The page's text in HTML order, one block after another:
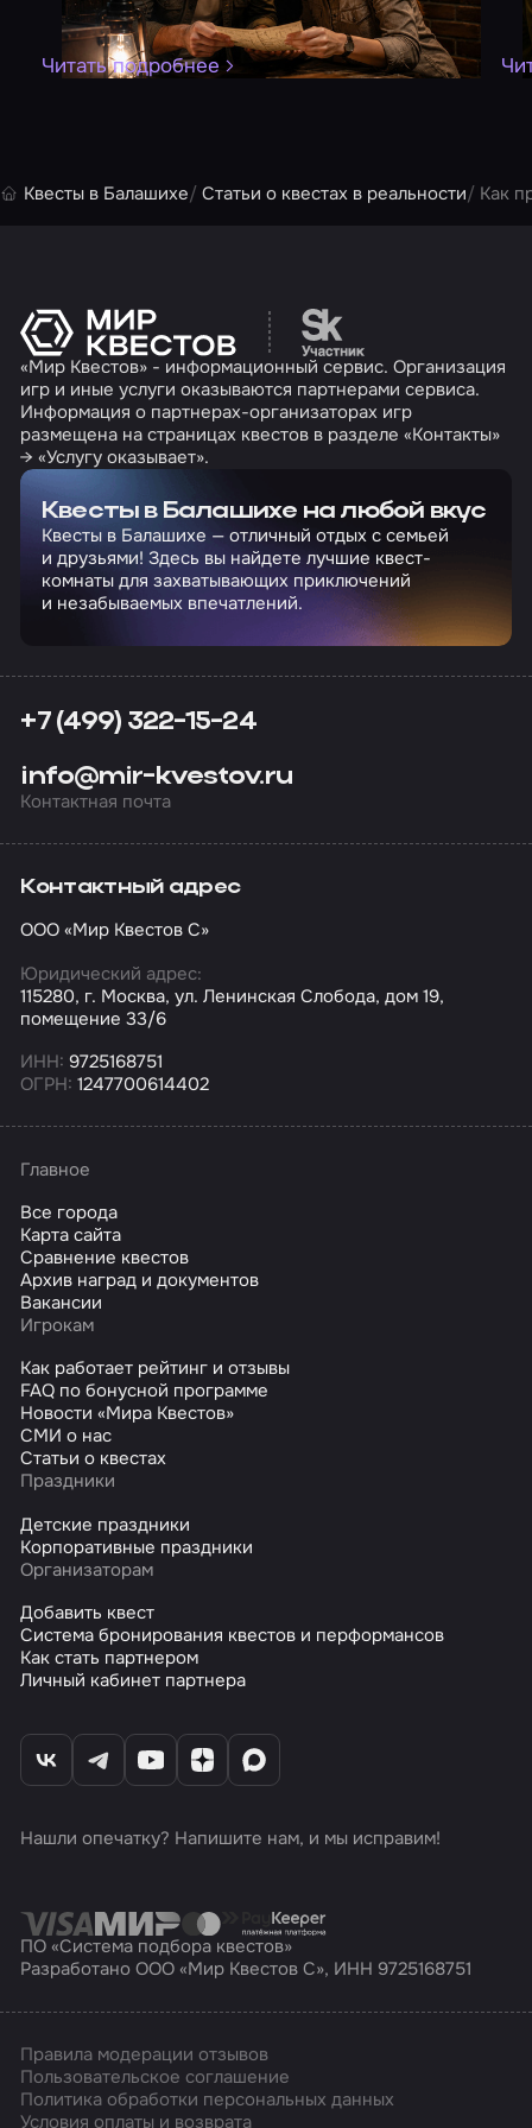
Читать подробнее
Квесты в Балашихе Статьи о квестах в реальности Как
Перейти на сайт
«Мир Квестов» - информационный сервис. Организация
игр и иные услуги оказываются партнерами сервиса.
Информация о партнерах-организаторах игр
размещена на страницах квестов в разделе «Контакты»
→ «Услугу оказывает».
Квесты в Балашихе на любой вкус
Квесты в Балашихе — отличный отдых с семьей
и друзьями! Здесь вы найдете лучшие квест-
комнаты для захватывающих приключений
и незабываемых впечатлений.
+7 (499) 322-15-24
info@mir-kvestov.ru
Контактная почта
Контактный адрес
ООО «Мир Квестов С»
Юридический адрес:
115280, г. Москва, ул. Ленинская Слобода, дом 19,
помещение 33/6
ИНН: 9725168751
ОГРН: 1247700614402
Главное
Все города
Карта сайта
Сравнение квестов
Архив наград и документов
Вакансии
Игрокам
Как работает рейтинг и отзывы
FAQ по бонусной программе
Новости «Мира Квестов»
СМИ о нас
Статьи о квестах
Праздники
Детские праздники
Корпоративные праздники
Организаторам
Добавить квест
Система бронирования квестов и перформансов
Как стать партнером
Личный кабинет партнера
Нашли опечатку? Напишите нам, и мы исправим!
ПО «Система подбора квестов»
Разработано ООО «Мир Квестов С», ИНН 9725168751
Правила модерации отзывов
Пользовательское соглашение
Политика обработки персональных данных
Условия оплаты и возврата